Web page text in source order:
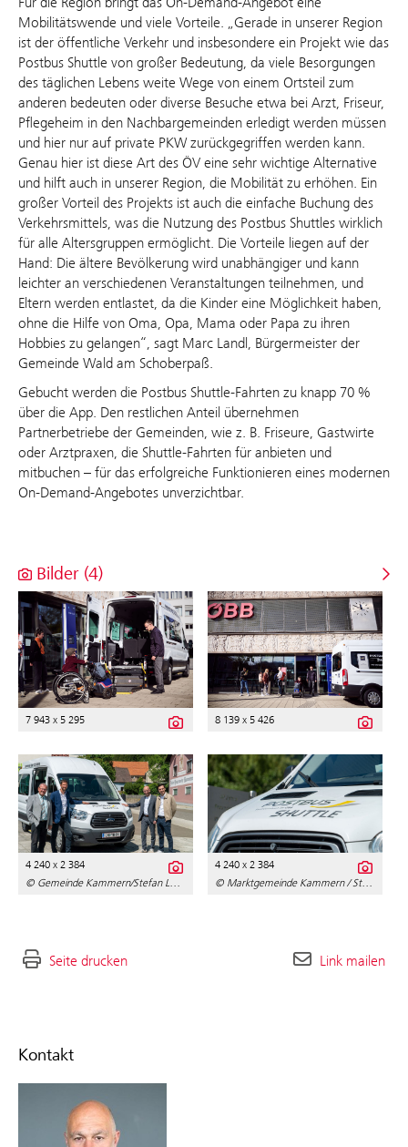
Kontakt
Mobilitätswende und viele Vorteile. „Gerade in unserer Region
ist der öffentliche Verkehr und insbesondere ein Projekt wie das
Postbus Shuttle von großer Bedeutung, da viele Besorgungen
des täglichen Lebens weite Wege von einem Ortsteil zum
anderen bedeuten oder diverse Besuche etwa bei Arzt, Friseur,
Pflegeheim in den Nachbargemeinden erledigt werden müssen
und hier nur auf private PKW zurückgegriffen werden kann.
Genau hier ist diese Art des ÖV eine sehr wichtige Alternative
und hilft auch in unserer Region, die Mobilität zu erhöhen. Ein
großer Vorteil des Projekts ist auch die einfache Buchung des
Verkehrsmittels, was die Nutzung des Postbus Shuttles wirklich
für alle Altersgruppen ermöglicht. Die Vorteile liegen auf der
Hand: Die ältere Bevölkerung wird unabhängiger und kann
leichter an verschiedenen Veranstaltungen teilnehmen, und
Eltern werden entlastet, da die Kinder eine Möglichkeit haben,
ohne die Hilfe von Oma, Opa, Mama oder Papa zu ihren
Hobbies zu gelangen“, sagt Marc Landl, Bürgermeister der
Gemeinde Wald am Schoberpaß.
Gebucht werden die Postbus Shuttle-Fahrten zu knapp 70 %
über die App. Den restlichen Anteil übernehmen
Partnerbetriebe der Gemeinden, wie z. B. Friseure, Gastwirte
oder Arztpraxen, die Shuttle-Fahrten für anbieten und
mitbuchen – für das erfolgreiche Funktionieren eines modernen
On-Demand-Angebotes unverzichtbar.
Bilder (4)
7 943 x 5 295 8 139 x 5 426
4 240 x 2 384
4 240 x 2 384
© Marktgemeinde Kammern / Stefan Lendl
Seite drucken Link mailen